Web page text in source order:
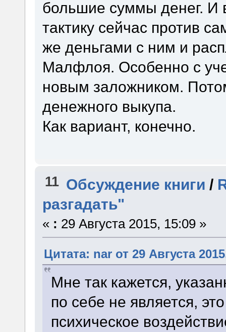
большие суммы денег. И
тактику сейчас против
же деньгами с ним и
Малфлоя. Особенно с
новым заложником.
денежного выкупа.
Как вариант, конечно.
11 Обсуждение книги /
разгадать"
« : 29 Августа 2015, 15:09 »
Цитата: nar от 29 Августа
Мне так кажется,
по себе не является,
психическое